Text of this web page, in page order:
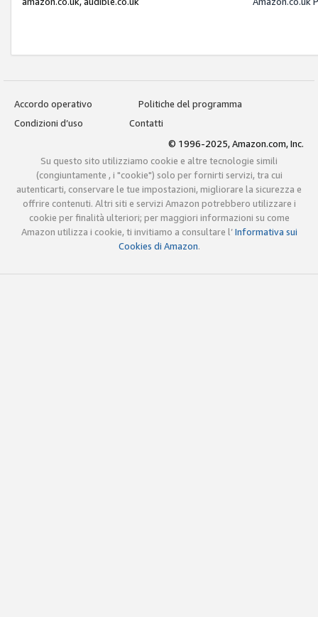
Accordo operativo
Politiche del programma
Condizioni d’uso
Contatti
© 1996-2025, Amazon.com, Inc.
Su questo sito utilizziamo cookie e altre tecnologie simili
(congiuntamente , i "cookie") solo per fornirti servizi, tra cui
autenticarti, conservare le tue impostazioni, migliorare la sicurezza e
offrire contenuti. Altri siti e servizi Amazon potrebbero utilizzare i
cookie per finalità ulteriori; per maggiori informazioni su come
Amazon utilizza i cookie, ti invitiamo a consultare l’Informativa sui
Cookies di Amazon.